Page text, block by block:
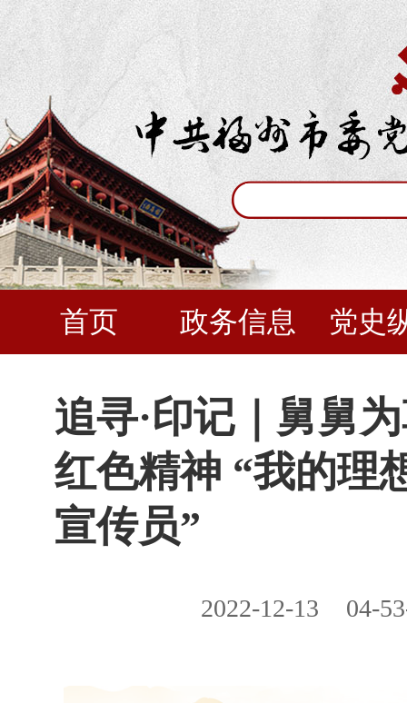
首页 政务信息 党史
追寻·印记｜舅舅
红色精神 “我的理
宣传员”
2022-12-13 04-